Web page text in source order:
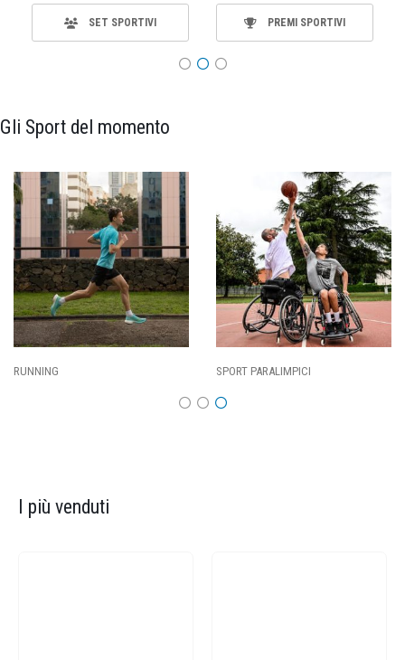
SET SPORTIVI PREMI SPORTIVI
Gli Sport del momento
RUNNING SPORT PARALIMPICI
I più venduti